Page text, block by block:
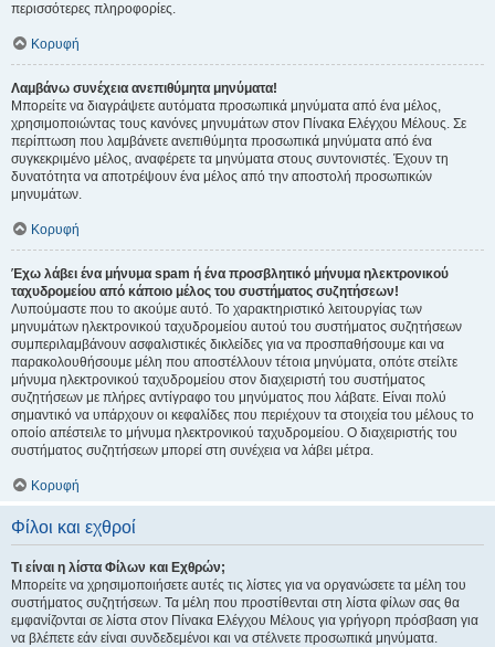
περισσότερες πληροφορίες.
Κορυφή
Λαμβάνω συνέχεια ανεπιθύμητα μηνύματα!
Μπορείτε να διαγράψετε αυτόματα προσωπικά μηνύματα από ένα μέλος,
χρησιμοποιώντας τους κανόνες μηνυμάτων στον Πίνακα Ελέγχου Μέλους. Σε
περίπτωση που λαμβάνετε ανεπιθύμητα προσωπικά μηνύματα από ένα
συγκεκριμένο μέλος, αναφέρετε τα μηνύματα στους συντονιστές. Έχουν τη
δυνατότητα να αποτρέψουν ένα μέλος από την αποστολή προσωπικών
μηνυμάτων.
Κορυφή
Έχω λάβει ένα μήνυμα spam ή ένα προσβλητικό μήνυμα ηλεκτρονικού
ταχυδρομείου από κάποιο μέλος του συστήματος συζητήσεων!
Λυπούμαστε που το ακούμε αυτό. Το χαρακτηριστικό λειτουργίας των
μηνυμάτων ηλεκτρονικού ταχυδρομείου αυτού του συστήματος συζητήσεων
συμπεριλαμβάνουν ασφαλιστικές δικλείδες για να προσπαθήσουμε και να
παρακολουθήσουμε μέλη που αποστέλλουν τέτοια μηνύματα, οπότε στείλτε
μήνυμα ηλεκτρονικού ταχυδρομείου στον διαχειριστή του συστήματος
συζητήσεων με πλήρες αντίγραφο του μηνύματος που λάβατε. Είναι πολύ
σημαντικό να υπάρχουν οι κεφαλίδες που περιέχουν τα στοιχεία του μέλους το
οποίο απέστειλε το μήνυμα ηλεκτρονικού ταχυδρομείου. Ο διαχειριστής του
συστήματος συζητήσεων μπορεί στη συνέχεια να λάβει μέτρα.
Κορυφή
Φίλοι και εχθροί
Τι είναι η λίστα Φίλων και Εχθρών;
Μπορείτε να χρησιμοποιήσετε αυτές τις λίστες για να οργανώσετε τα μέλη του
συστήματος συζητήσεων. Τα μέλη που προστίθενται στη λίστα φίλων σας θα
εμφανίζονται σε λίστα στον Πίνακα Ελέγχου Μέλους για γρήγορη πρόσβαση για
να βλέπετε εάν είναι συνδεδεμένοι και να στέλνετε προσωπικά μηνύματα.